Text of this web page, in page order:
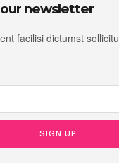
newsletter
facilisi dictumst
SIGN UP